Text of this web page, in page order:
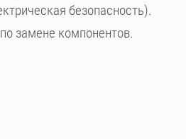
безопасность).
замене компонентов.​​​​​​​